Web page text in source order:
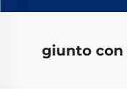
giunto con